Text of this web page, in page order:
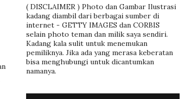
( DISCLAIMER ) Photo dan Gambar Ilustrasi
kadang diambil dari berbagai sumber di
internet - GETTY IMAGES dan CORBIS
selain photo teman dan milik saya sendiri.
Kadang kala sulit untuk menemukan
pemiliknya. Jika ada yang merasa keberatan
bisa menghubungi untuk dicantumkan
namanya.